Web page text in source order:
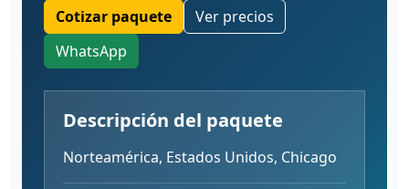
Cotizar paquete
Ver precios
WhatsApp
Descripción del paquete
Norteamérica, Estados Unidos, Chicago